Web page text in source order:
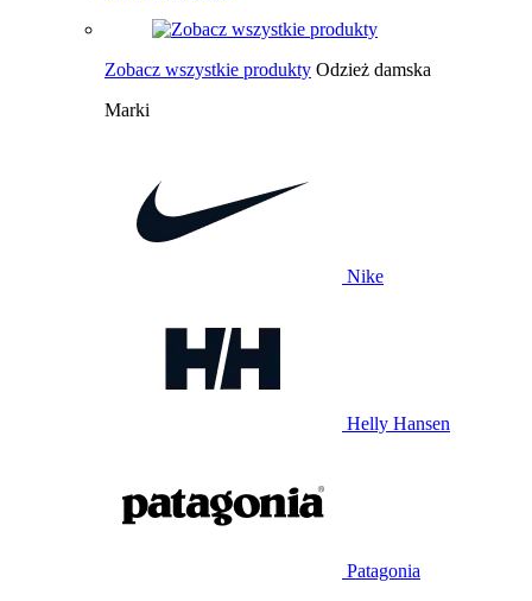
Zobacz wszystkie produkty Odzież damska
Marki
Nike
Helly Hansen
Patagonia